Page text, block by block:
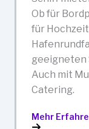
Ob für
für
geeigneten
Auch mit
Catering.
Mehr